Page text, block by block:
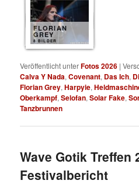
FLORIAN
GREY
8 BILDER
Veröffentlicht unterFotos 2026 |
Calva Y Nada,Covenant, Das Ich,
Florian Grey,Harpyie,
Oberkampf,Selofan,Solar Fake,
Tanzbrunnen
Wave Gotik Treffen
Festivalbericht